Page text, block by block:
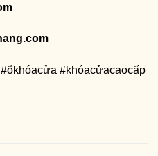
#khóacửacaocấp